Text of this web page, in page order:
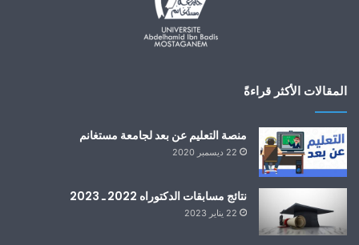
المقالات الأكثر قراءةً
منصة التعليم عن بعد لجامعة مستغانم
22 ديسمبر 2020
نتائج مسابقات الدكتوراه 2022 ـ 2023
22 يناير 2023